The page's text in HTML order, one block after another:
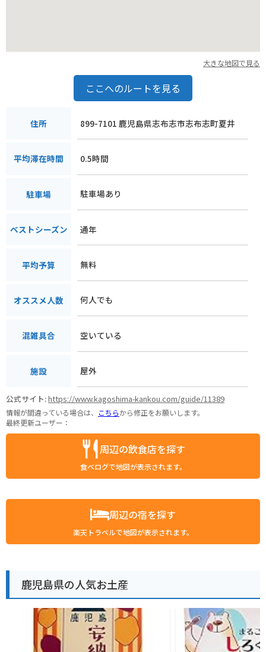
大きな地図で見る
ここへのルートを見る
住所 899-7101 鹿児島県志布志市志布志町夏井
平均滞在時間 0.5時間
駐車場 駐車場あり
ベストシーズン 通年
平均予算 無料
オススメ人数 何人でも
混雑具合 空いている
施設 屋外
公式サイト:https://www.kagoshima-kankou.com/guide/11389
情報が間違っている場合は、 こちらから修正をお願いします。
最終更新ユーザー：
周辺の飲食店を探す
食べログで地図が表示されます。
周辺の宿を探す
楽天トラベルで地図が表示されます。
鹿児島県の人気お土産